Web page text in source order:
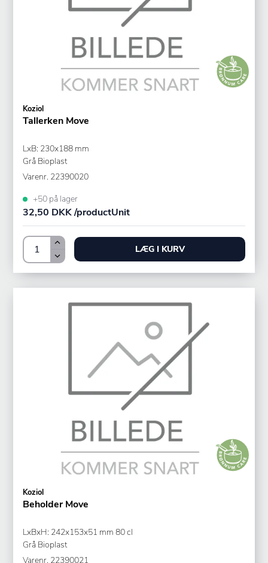
Koziol
Tallerken Move
LxB: 230x188 mm
Grå Bioplast
Varenr. 22390020
+50 på lager
32,50 DKK /productUnit
LÆG I KURV
Koziol
Beholder Move
LxBxH: 242x153x51 mm 80 cl
Grå Bioplast
Varenr. 22390021